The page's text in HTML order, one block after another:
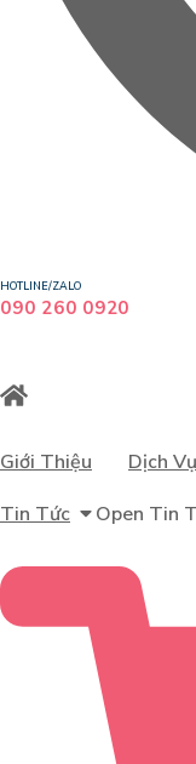
HOTLINE/ZALO
090 260 0920
Giới Thiệu Dịch Vụ
Tin Tức
Open Tin